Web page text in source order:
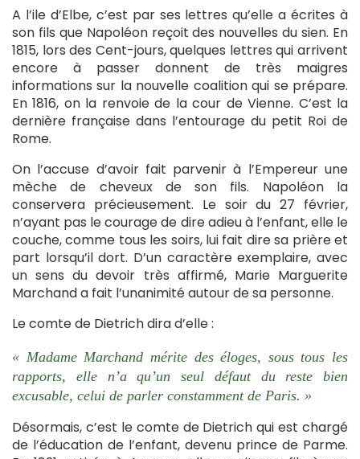
A l’ile d’Elbe, c’est par ses lettres qu’elle a écrites à
son fils que Napoléon reçoit des nouvelles du sien. En
1815, lors des Cent-jours, quelques lettres qui arrivent
encore à passer donnent de très maigres
informations sur la nouvelle coalition qui se prépare.
En 1816, on la renvoie de la cour de Vienne. C’est la
dernière française dans l’entourage du petit Roi de
Rome.
On l’accuse d’avoir fait parvenir à l’Empereur une
mèche de cheveux de son fils. Napoléon la
conservera précieusement. Le soir du 27 février,
n’ayant pas le courage de dire adieu à l’enfant, elle le
couche, comme tous les soirs, lui fait dire sa prière et
part lorsqu’il dort. D’un caractère exemplaire, avec
un sens du devoir très affirmé, Marie Marguerite
Marchand a fait l’unanimité autour de sa personne.
Le comte de Dietrich dira d’elle :
« Madame Marchand mérite des éloges, sous tous les
rapports, elle n’a qu’un seul défaut du reste bien
excusable, celui de parler constamment de Paris. »
Désormais, c’est le comte de Dietrich qui est chargé
de l’éducation de l’enfant, devenu prince de Parme.